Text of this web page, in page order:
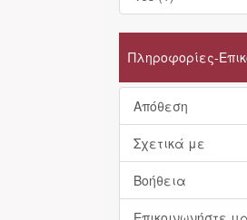
Πληροφορίες-
Απόθεση
Σχετικά με
Βοήθεια